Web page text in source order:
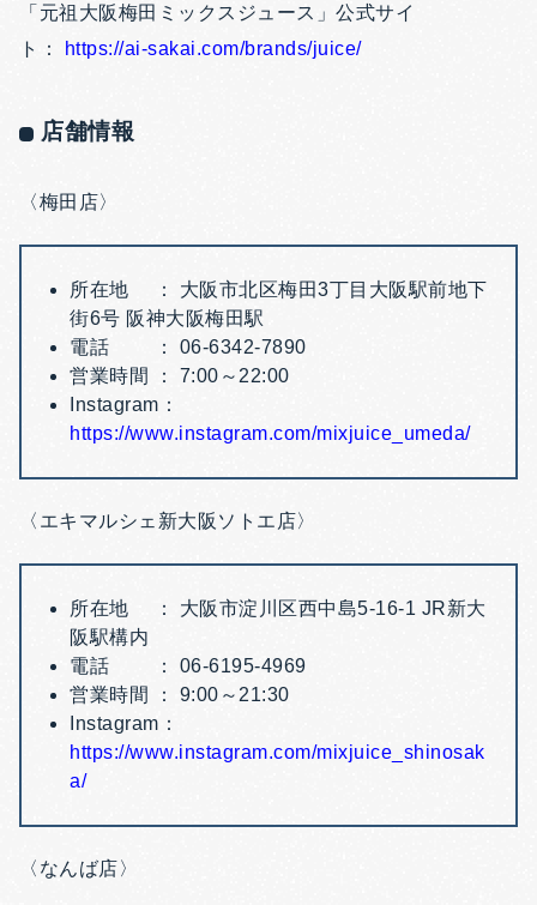
「元祖大阪梅田ミックスジュース」公式サイ
ト：
https://ai-sakai.com/brands/juice/
店舗情報
〈梅田店〉
所在地 ： 大阪市北区梅田3丁目大阪駅前地下
街6号 阪神大阪梅田駅
電話 ： 06-6342-7890
営業時間 ： 7:00～22:00
Instagram：
https://www.instagram.com/mixjuice_umeda/
〈エキマルシェ新大阪ソトエ店〉
所在地 ： 大阪市淀川区西中島5-16-1 JR新大
阪駅構内
電話 ： 06-6195-4969
営業時間 ： 9:00～21:30
Instagram：
https://www.instagram.com/mixjuice_shinosak
a/
〈なんば店〉